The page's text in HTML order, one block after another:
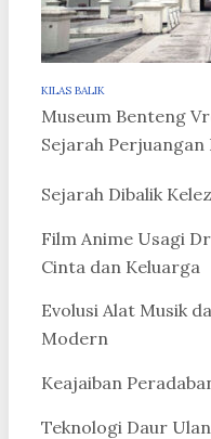
KILAS BALIK
Museum Benteng
Sejarah Perjuangan
Sejarah Dibalik
Film Anime Usagi
Cinta dan Keluarga
Evolusi Alat Musik
Modern
Keajaiban
Teknologi Daur